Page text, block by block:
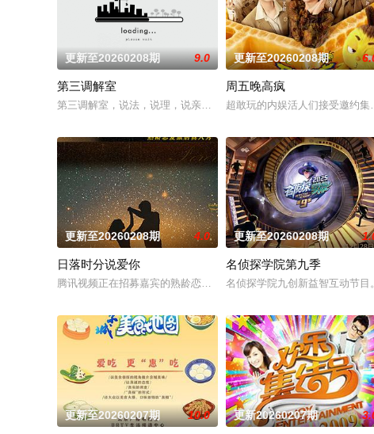
更新至20260208期 9.0
第三调解室
第三调解室，说法，说理，说亲情。第三调解室是国内第一档具有法
更新至20260208期
周五晚高疯
超敢玩的内娱活人们接受邀约
更新至20260208期 4.0
日落时分说爱你
腾讯视频正在招募嘉宾的熟龄恋爱旅行真人秀，节目聚焦50岁以上熟
更新至20260208期
名侦探学院第九季
名侦探学院九创新益智互动节目。
更新至20260207期 10.0 更新20260207期